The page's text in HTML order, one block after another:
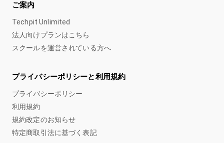
ご案内
Techpit Unlimited
法人向けプランはこちら
スクールを運営されている方へ
プライバシーポリシーと利用規約
プライバシーポリシー
利用規約
規約改定のお知らせ
特定商取引法に基づく表記